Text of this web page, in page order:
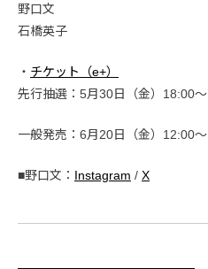
野口文
石橋英子
・ チケット（e+）
先行抽選：5月30日（金）18:00～
一般発売：6月20日（金）12:00〜
■野口文： Instagram / X